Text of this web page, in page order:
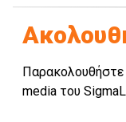
Παρακολουθήστε
media του